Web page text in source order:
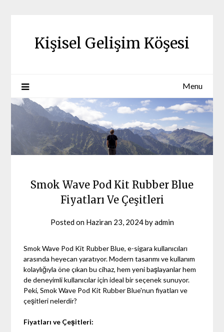
Kişisel Gelişim Köşesi
Menu
Smok Wave Pod Kit Rubber Blue
Fiyatları Ve Çeşitleri
Posted on Haziran 23, 2024byadmin
Smok Wave Pod Kit Rubber Blue, e-sigara kullanıcıları
arasında heyecan yaratıyor. Modern tasarımı ve kullanım
kolaylığıyla öne çıkan bu cihaz, hem yeni başlayanlar hem
de deneyimli kullanıcılar için ideal bir seçenek sunuyor.
Peki, Smok Wave Pod Kit Rubber Blue'nun fiyatları ve
çeşitleri nelerdir?
Fiyatları ve Çeşitleri: